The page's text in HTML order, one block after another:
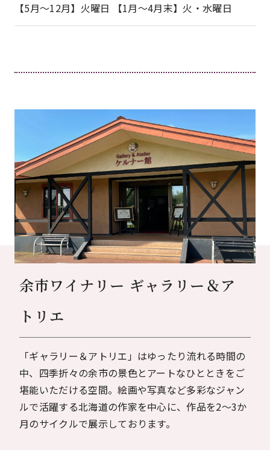
【5月～12月】火曜日 【1月～4月末】火・水曜日
余市ワイナリー ギャラリー＆ア
トリエ
「ギャラリー＆アトリエ」はゆったり流れる時間の
中、四季折々の余市の景色とアートなひとときをご
堪能いただける空間。絵画や写真など多彩なジャン
ルで活躍する北海道の作家を中心に、作品を2～3か
月のサイクルで展示しております。